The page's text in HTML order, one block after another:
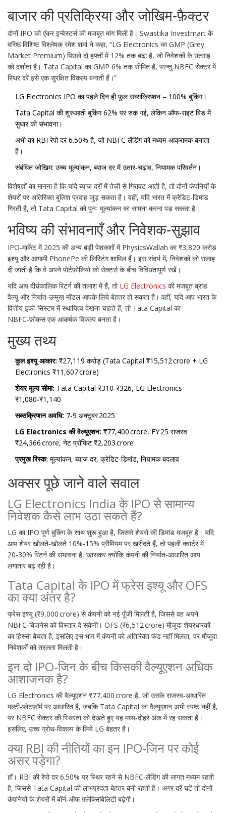
बाजार की प्रतिक्रिया और जोखिम‑फ़ैक्टर
दोनों IPO को एंकर इन्वेस्टर्स की मजबूत मांग मिली है। Swastika Investmart के
वरिष्ठ विशिष्ट विश्लेषकरमेश शर्माने कहा, “LG Electronics का GMP (Grey
Market Premium) पिछले दो हफ्तों में 12% तक बढ़ा है, जो निवेशकों के उत्साह
को दर्शाता है। Tata Capital का GMP 6% तक सीमित है, परन्तु NBFC सेक्टर में
स्थिर दरें इसे एक सुरक्षित विकल्प बनाती हैं।”
LG Electronics IPO का पहले दिन ही फ़ुल सब्सक्रिप्शन – 100% बुकिंग।
Tata Capital की शुरुआती बुकिंग 62% पर रुक गई, लेकिन ऑफ‑राइट बिड में
सुधार की संभावना।
अभी का RBI रेपो दर 6.50% है, जो NBFC लेंडिंग को मध्यम‑आक्रामक बनाता
है।
संबंधित जोखिम: उच्च मूल्यांकन, ब्याज दर में उतार‑चढ़ाव, नियामक परिवर्तन।
विशेषज्ञों का मानना है कि यदि ब्याज दरों में तेज़ी से गिरावट आती है, तो दोनों कंपनियों के
शेयरों पर अतिरिक्त बुलिश प्रवाह जुड़ सकता है। वहीं, यदि भारत में क्रेडिट‑डिमांड
गिरती है, तो Tata Capital को पुनः मूल्यांकन का सामना करना पड़ सकता है।
भविष्य की संभावनाएँ और निवेशक‑सुझाव
IPO‑मार्केट में 2025 की अन्य बड़ी पेशकशों में PhysicsWallah का ₹3,820 करोड़
इश्यू और आगामी PhonePe की लिस्टिंग शामिल हैं। इस संदर्भ में, निवेशकों को सलाह
दी जाती है कि वे अपने पोर्टफ़ोलियो को सेक्टर्स के बीच विविधतापूर्ण रखें।
यदि आप दीर्घकालिक रिटर्न की तलाश में हैं, तो LG Electronics की मजबूत ब्रांड
वैल्यू और निर्यात‑उन्मुख मॉडल आपके लिये बेहतर हो सकता है। वहीं, यदि आप भारत के
वित्तीय इको‑सिस्टम में स्थायित्व देखना चाहते हैं, तो Tata Capital का
NBFC‑फ़ोकस एक आकर्षक विकल्प बनता है।
मुख्य तथ्य
कुल इश्यू आकार: ₹27,119 करोड़ (Tata Capital ₹15,512 crore + LG
Electronics ₹11,607 crore)
शेयर मूल्य सीमा: Tata Capital ₹310‑₹326, LG Electronics
₹1,080‑₹1,140
सब्सक्रिप्शन अवधि: 7‑9 अक्टूबर 2025
LG Electronics की वैल्यूएशन: ₹77,400 crore, FY 25 राजस्व
₹24,366 crore, नेट प्रॉफिट ₹2,203 crore
प्रमुख रिस्क: मूल्यांकन, ब्याज दर, क्रेडिट‑डिमांड, नियामक बदलाव
अक्सर पूछे जाने वाले सवाल
LG Electronics India के IPO से सामान्य
निवेशक कैसे लाभ उठा सकते हैं?
LG का IPO पूर्ण बुकिंग के साथ शुरू हुआ है, जिससे शेयरों की डिमांड मजबूत है। यदि
आप शेयर खोलते‑खोलते 10%‑15% प्रीमियम पर खरीदते हैं, तो पहली क्वार्टर में
20‑30% रिटर्न की संभावना है, खासकर क्योंकि कंपनी की निर्यात‑आधारित आय
लगातार बढ़ रही है।
Tata Capital के IPO में फ्रेस इश्यू और OFS
का क्या अंतर है?
फ्रेस इश्यू (₹9,000 crore) से कंपनी को नई पूँजी मिलती है, जिससे वह अपने
NBFC‑बिजनेस को विस्तार दे सकेगी। OFS (₹6,512 crore) मौजूदा शेयरधारकों
का हिस्सा बेचता है, इसलिए इस भाग में कंपनी को अतिरिक्त फंड नहीं मिलता, पर मौजूदा
निवेशकों को तरलता मिलती है।
इन दो IPO‑जिन के बीच किसकी वैल्यूएशन अधिक
आशाजनक है?
LG Electronics की वैल्यूएशन ₹77,400 crore है, जो उसके राजस्व‑आधारित
मल्टी‑प्लेटफ़ॉर्म पर आधारित है, जबकि Tata Capital का वैल्यूएशन अभी स्पष्ट नहीं है,
पर NBFC सेक्टर की स्थिरता को देखते हुए यह मध्य‑दोहरे अंक में रह सकता है।
इसलिए, उच्च ग्रोथ‑विकल्प के लिये LG बेहतर है।
क्या RBI की नीतियों का इन IPO‑जिन पर कोई
असर पड़ेगा?
हाँ। RBI की रेपो दर 6.50% पर स्थिर रहने से NBFC‑लेंडिंग की लागत मध्यम रहती
है, जिससे Tata Capital की लाभप्रदता बेहतर बनी रहती है। अगर दरें घटें तो दोनों
कंपनियों के शेयरों में बॉर्न‑ऑफ फ़्लेक्सिबिलिटी बढ़ेगी।